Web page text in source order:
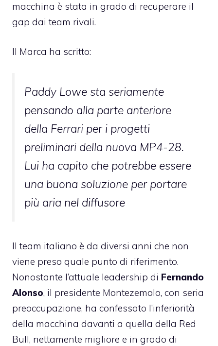
macchina è stata in grado di recuperare il
gap dai team rivali.
Il Marca ha scritto:
Paddy Lowe sta seriamente
pensando alla parte anteriore
della Ferrari per i progetti
preliminari della nuova MP4-28.
Lui ha capito che potrebbe essere
una buona soluzione per portare
più aria nel diffusore
Il team italiano è da diversi anni che non
viene preso quale punto di riferimento.
Nonostante l’attuale leadership di Fernando
Alonso, il presidente Montezemolo, con seria
preoccupazione, ha confessato l’inferiorità
della macchina davanti a quella della Red
Bull, nettamente migliore e in grado di